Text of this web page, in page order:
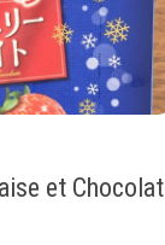
et Chocolat